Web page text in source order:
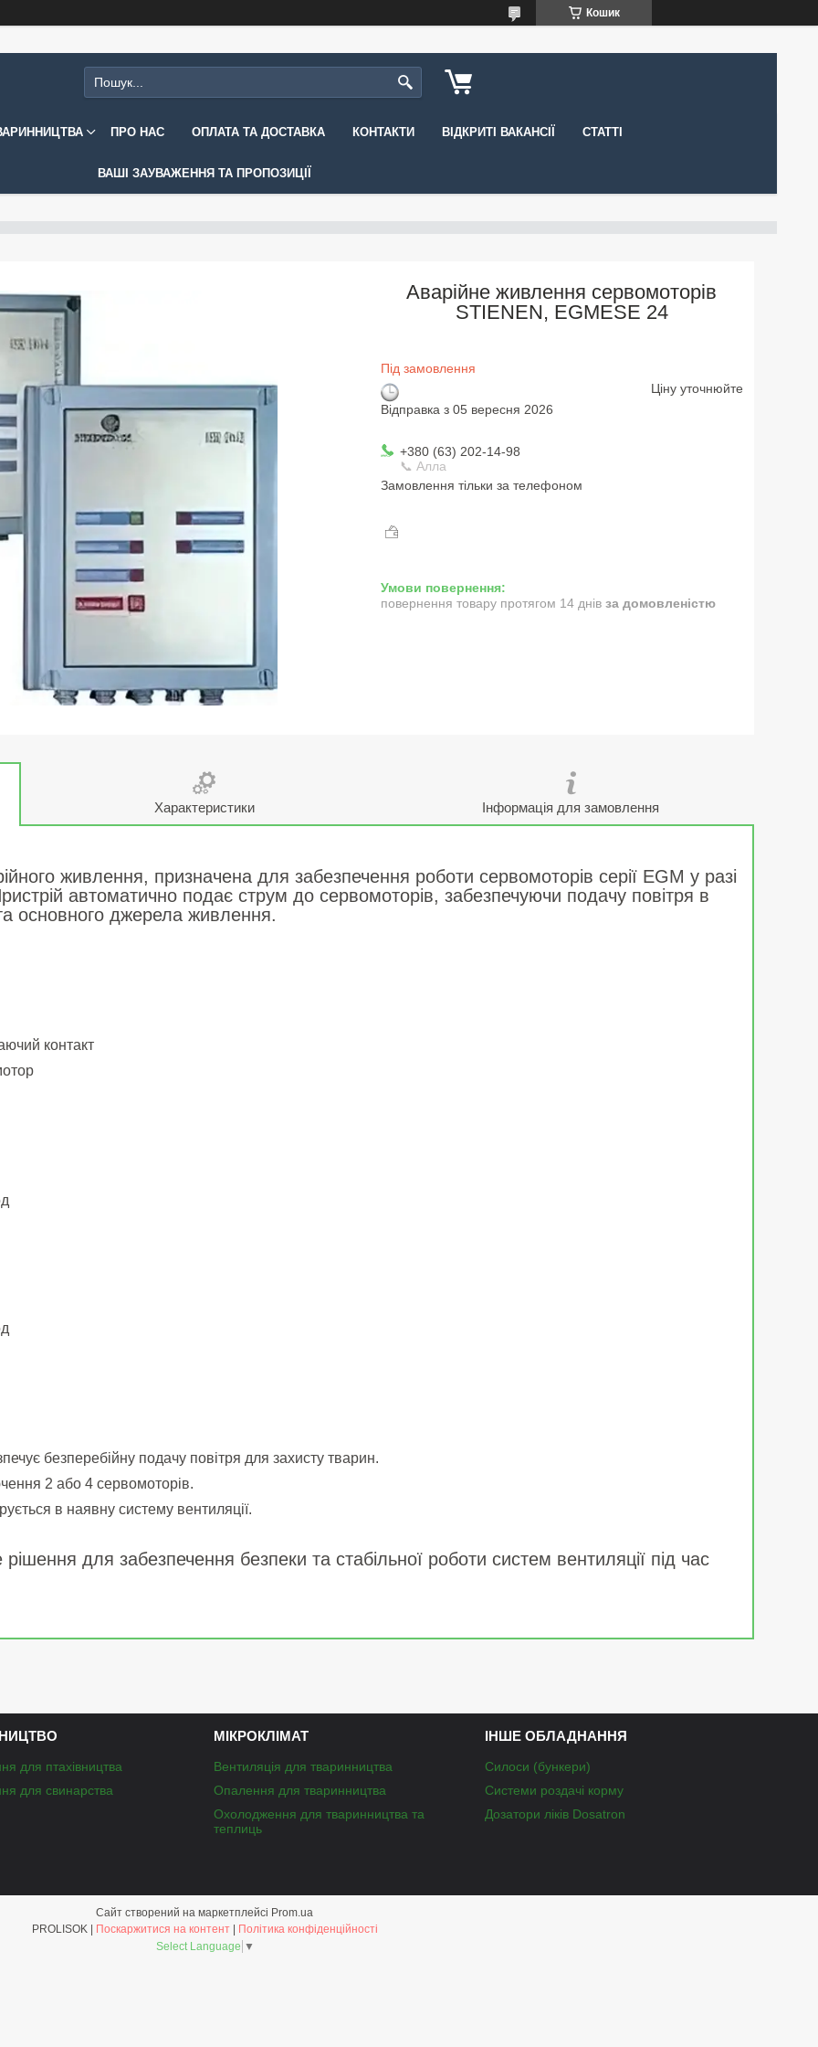
Кошик
ПРО НАС ОПЛАТА ТА ДОСТАВКА КОНТАКТИ ВІДКРИТІ ВАКАНСІЇ СТАТТІ
ВАШІ ЗАУВАЖЕННЯ ТА ПРОПОЗИЦІЇ
Аварійне живлення сервомоторів
STIENEN, EGMESE 24
Під замовлення
Відправка з 05 вересня 2026
Ціну уточнюйте
+380 (63) 202-14-98
📞 Алла
Замовлення тільки за телефоном
повернення товару протягом 14 днів за домовленістю
Характеристики Інформація для замовлення
живлення, призначена для забезпечення роботи сервомоторів серії EGM у разі
автоматично подає струм до сервомоторів, забезпечуючи подачу повітря в
основного джерела живлення.
контакт
безперебійну подачу повітря для захисту тварин.
2 або 4 сервомоторів.
в наявну систему вентиляції.
для забезпечення безпеки та стабільної роботи систем вентиляції під час
для птахівництва
для свинарства
МІКРОКЛІМАТ
Вентиляція для тваринництва
Опалення для тваринництва
Охолодження для тваринництва та
теплиць
ІНШЕ ОБЛАДНАННЯ
Силоси (бункери)
Системи роздачі корму
Дозатори ліків Dosatron
Сайт створений на маркетплейсі Prom.ua
Поскаржитися на контент
Політика конфіденційності
Select Language ▼